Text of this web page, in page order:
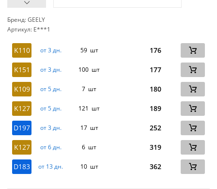
Бренд: GEELY
Артикул: E***1
K110 от 3 дн. 59 шт 176
K151 от 3 дн. 100 шт 177
K109 от 5 дн. 7 шт 180
K127 от 5 дн. 121 шт 189
D197 от 3 дн. 17 шт 252
K127 от 6 дн. 6 шт 319
D183 от 13 дн. 10 шт 362